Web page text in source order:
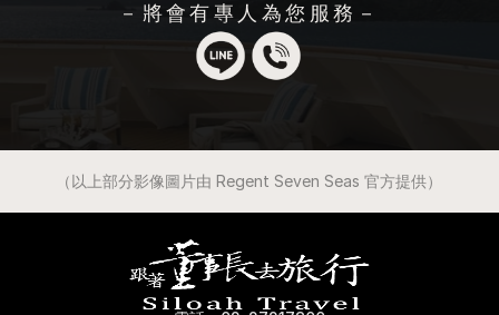
－將會有專人為您服務－
（以上部分影像圖片由 Regent Seven Seas 官方提供）